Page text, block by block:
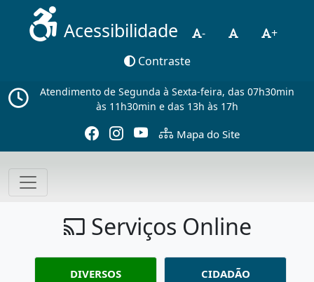
Acessibilidade -
+
Contraste
Atendimento de Segunda à Sexta-feira, das 07h30min
às 11h30min e das 13h às 17h
Mapa do Site
Serviços Online
DIVERSOS CIDADÃO